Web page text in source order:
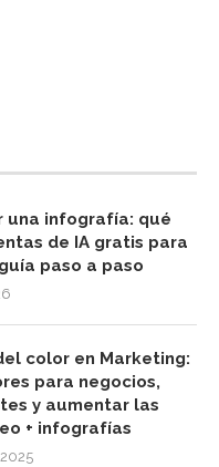
una infografía: qué
de IA gratis para
paso a paso
color en Marketing:
para negocios,
y aumentar las
+ infografías